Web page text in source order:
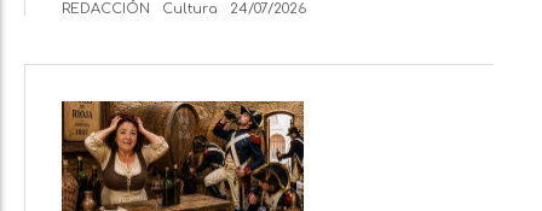
REDACCIÓN Cultura 24/07/2026